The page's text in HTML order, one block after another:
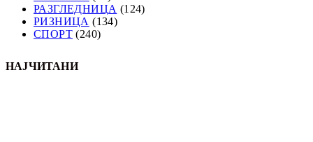
РАЗГЛЕДНИЦА (124)
РИЗНИЦА (134)
СПОРТ (240)
НАЈЧИТАНИ